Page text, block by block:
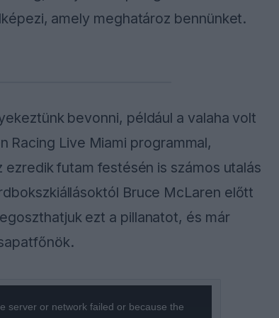
amely meghatároz bennünket.
bevonni, például a valaha volt
Racing Live Miami programmal,
futam festésén is számos utalás
Bruce McLaren előtt
ezt a pillanatot, és már
server or network failed or because the